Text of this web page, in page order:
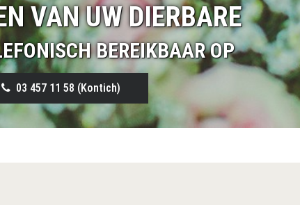
VAN UW DIERBARE
BEREIKBAAR OP
03 457 11 58 (Kontich)